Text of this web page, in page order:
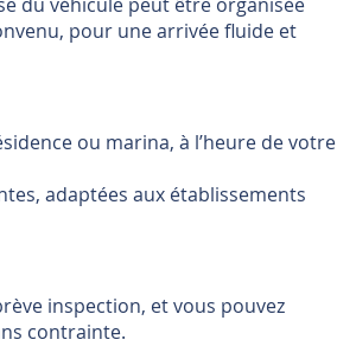
pour une arrivée fluide et
ou marina, à l’heure de votre
adaptées aux établissements
inspection, et vous pouvez
contrainte.